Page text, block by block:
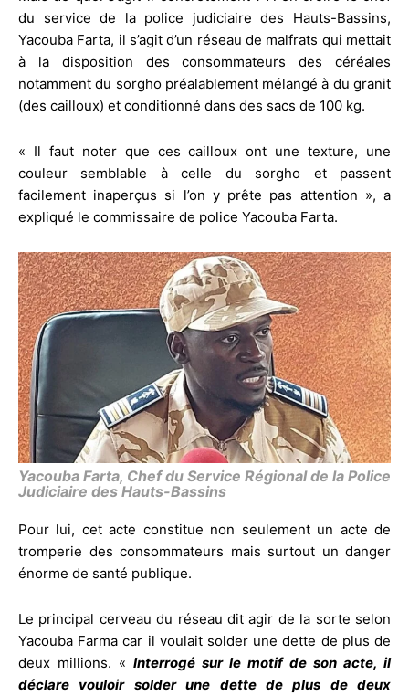
du service de la police judiciaire des Hauts-Bassins,
Yacouba Farta, il s’agit d’un réseau de malfrats qui mettait
à la disposition des consommateurs des céréales
notamment du sorgho préalablement mélangé à du granit
(des cailloux) et conditionné dans des sacs de 100 kg.
« Il faut noter que ces cailloux ont une texture, une
couleur semblable à celle du sorgho et passent
facilement inaperçus si l’on y prête pas attention », a
expliqué le commissaire de police Yacouba Farta.
Yacouba Farta, Chef du Service Régional de la Police
Judiciaire des Hauts-Bassins
Pour lui, cet acte constitue non seulement un acte de
tromperie des consommateurs mais surtout un danger
énorme de santé publique.
Le principal cerveau du réseau dit agir de la sorte selon
Yacouba Farma car il voulait solder une dette de plus de
deux millions. « Interrogé sur le motif de son acte, il
déclare vouloir solder une dette de plus de deux